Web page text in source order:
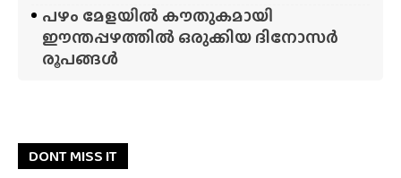
പഴം മേളയിൽ കൗതുകമായി
ഈന്തപ്പഴത്തിൽ ഒരുക്കിയ ദിനോസർ
രൂപങ്ങൾ
DONT MISS IT